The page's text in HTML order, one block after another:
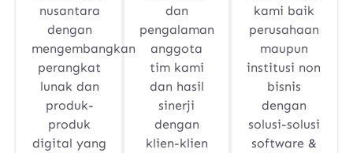
nusantara
dengan
mengembangkan
perangkat
lunak dan
produk-
produk
digital yang
dan
pengalaman
anggota
tim kami
dan hasil
sinerji
dengan
klien-klien
kami baik
perusahaan
maupun
institusi non
bisnis
dengan
solusi-solusi
software &